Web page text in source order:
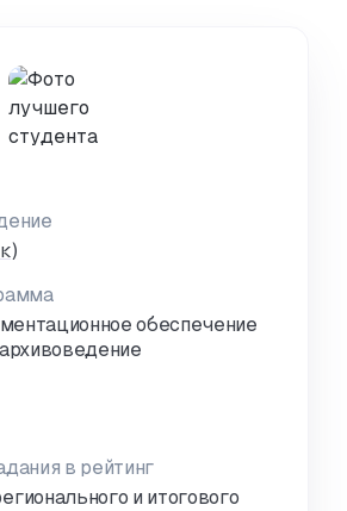
обеспечение
в рейтинг
и итогового